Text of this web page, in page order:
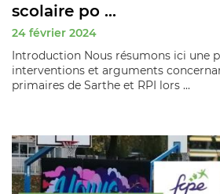
scolaire po ...
24 février 2024
Introduction Nous résumons ici une
interventions et arguments
primaires de Sarthe et RPI lors ...